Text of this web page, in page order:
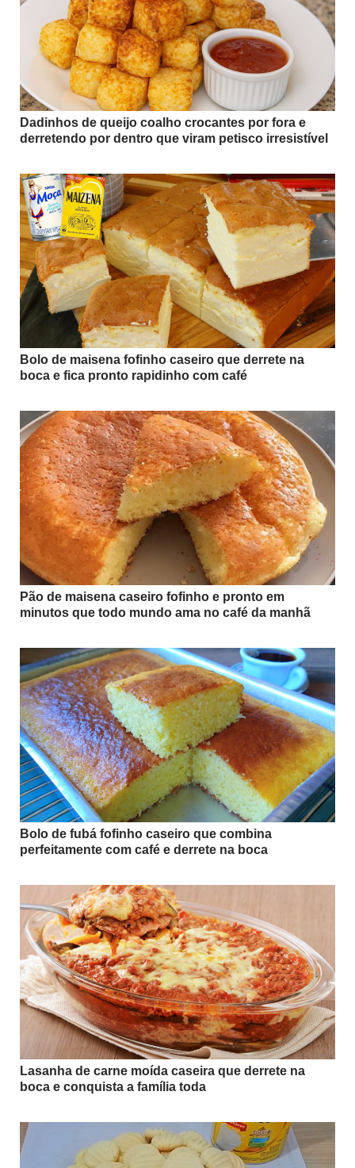
Dadinhos de queijo coalho crocantes por fora e
derretendo por dentro que viram petisco irresistível
Bolo de maisena fofinho caseiro que derrete na
boca e fica pronto rapidinho com café
Pão de maisena caseiro fofinho e pronto em
minutos que todo mundo ama no café da manhã
Bolo de fubá fofinho caseiro que combina
perfeitamente com café e derrete na boca
Lasanha de carne moída caseira que derrete na
boca e conquista a família toda